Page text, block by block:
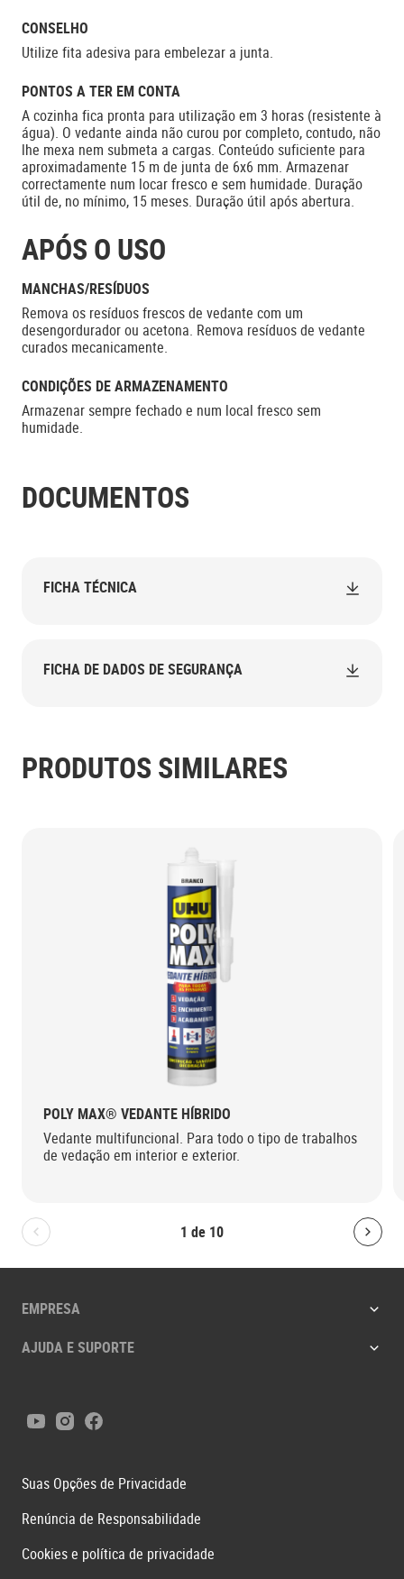
CONSELHO
Utilize fita adesiva para embelezar a junta.
PONTOS A TER EM CONTA
A cozinha fica pronta para utilização em 3 horas (resistente à
água). O vedante ainda não curou por completo, contudo, não
lhe mexa nem submeta a cargas. Conteúdo suficiente para
aproximadamente 15 m de junta de 6x6 mm. Armazenar
correctamente num locar fresco e sem humidade. Duração
útil de, no mínimo, 15 meses. Duração útil após abertura.
APÓS O USO
MANCHAS/RESÍDUOS
Remova os resíduos frescos de vedante com um
desengordurador ou acetona. Remova resíduos de vedante
curados mecanicamente.
CONDIÇÕES DE ARMAZENAMENTO
Armazenar sempre fechado e num local fresco sem
humidade.
DOCUMENTOS
FICHA TÉCNICA
FICHA DE DADOS DE SEGURANÇA
PRODUTOS SIMILARES
1 de 10
Bolton.General.PreviousSlide
POLY MAX® VEDANTE HÍBRIDO
Vedante multifuncional. Para todo o tipo de trabalhos
de vedação em interior e exterior.
EMPRESA
AJUDA E SUPORTE
YoutubeInstagram
Facebook
Suas Opções de Privacidade
Renúncia de Responsabilidade
Cookies e política de privacidade